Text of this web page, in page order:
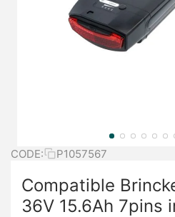
CODE: P1057567
Compatible
36V 15.6Ah 7pins